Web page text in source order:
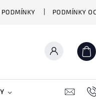
PODMÍNKY
PŘEKLADAČE VASCO